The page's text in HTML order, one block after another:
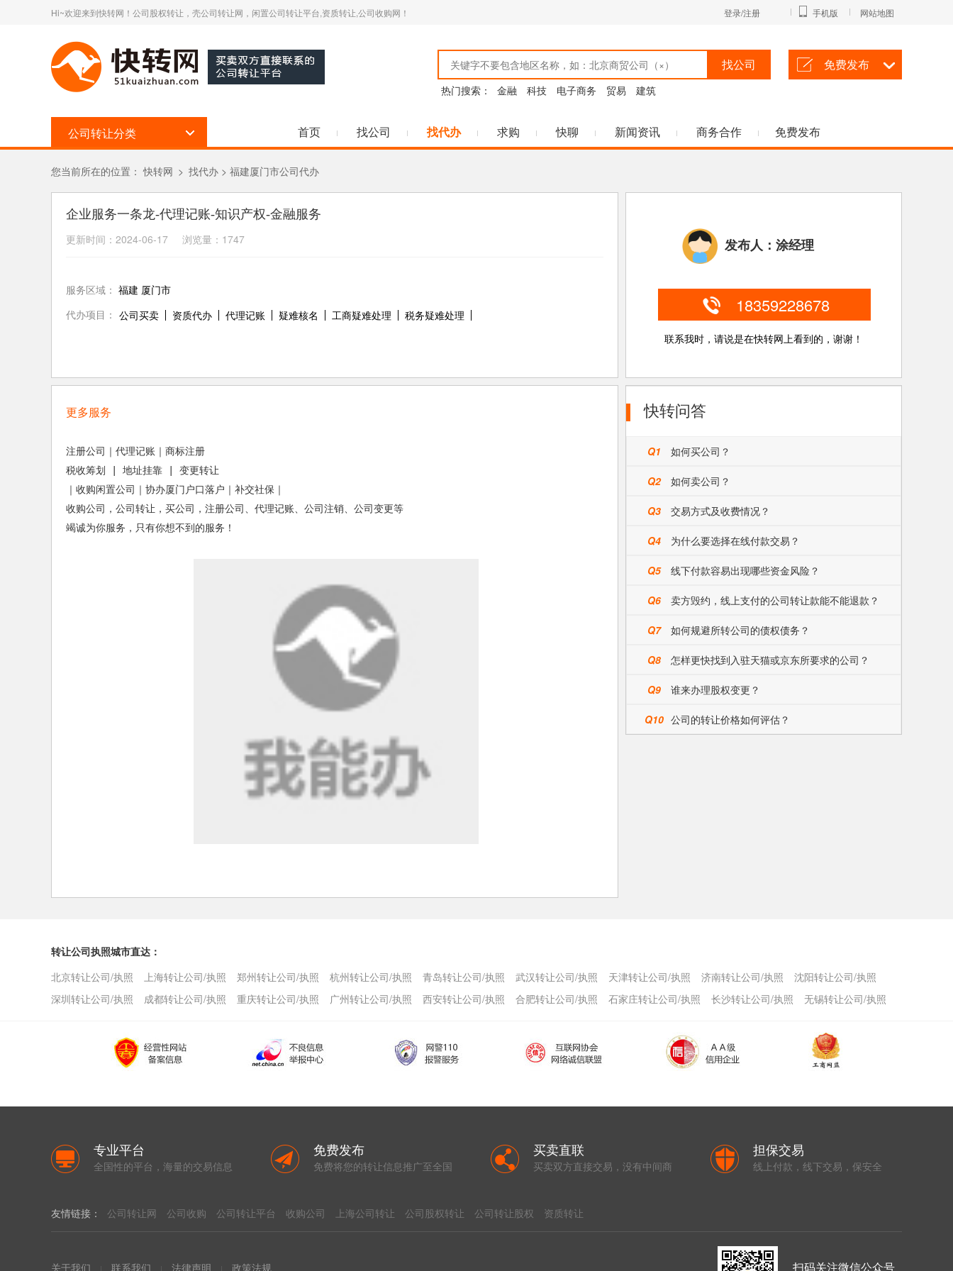
Hi~欢迎来到快转网！公司股权转让，壳公司转让网，闲置公司转让平台,资质转让,公司收购网！ 登录/注册 手机版 网站地图
找公司
热门搜索： 金融 科技 电子商务 贸易 建筑
免费发布
公司转让分类 首页 找公司 找代办 求购 快聊 新闻资讯 商务合作 免费发布
您当前所在的位置：快转网 > 找代办 > 福建厦门市公司代办
企业服务一条龙-代理记账-知识产权-金融服务
更新时间：2024-06-17 浏览量：1747
服务区域： 福建 厦门市
代办项目： 公司买卖 资质代办 代理记账 疑难核名 工商疑难处理 税务疑难处理
发布人：涂经理
18359228678
联系我时，请说是在快转网上看到的，谢谢！
更多服务
注册公司｜代理记账｜商标注册
税收筹划 | 地址挂靠 | 变更转让
｜收购闲置公司｜协办厦门户口落户｜补交社保｜
收购公司，公司转让，买公司，注册公司、代理记账、公司注销、公司变更等
竭诚为你服务，只有你想不到的服务！
快转问答
Q1 如何买公司？
Q2 如何卖公司？
Q3 交易方式及收费情况？
Q4 为什么要选择在线付款交易？
Q5 线下付款容易出现哪些资金风险？
Q6 卖方毁约，线上支付的公司转让款能不能退款？
Q7 如何规避所转公司的债权债务？
Q8 怎样更快找到入驻天猫或京东所要求的公司？
Q9 谁来办理股权变更？
Q10 公司的转让价格如何评估？
转让公司执照城市直达：
北京转让公司/执照
上海转让公司/执照 郑州转让公司/执照 杭州转让公司/执照 青岛转让公司/执照 武汉转让公司/执照 天津转让公司/执照 济南转让公司/执照
沈阳转让公司/执照
深圳转让公司/执照
成都转让公司/执照 重庆转让公司/执照 广州转让公司/执照 西安转让公司/执照 合肥转让公司/执照 石家庄转让公司/执照 长沙转让公司/执照 无锡转让公司/执照
专业平台
全国性的平台，海量的交易信息
免费发布
免费将您的转让信息推广至全国
买卖直联
买卖双方直接交易，没有中间商
担保交易
线上付款，线下交易，保安全
友情链接： 公司转让网 公司收购 公司转让平台 收购公司 上海公司转让 公司股权转让 公司转让股权 资质转让
关于我们 联系我们 法律声明 政策法规 扫码关注微信公众号